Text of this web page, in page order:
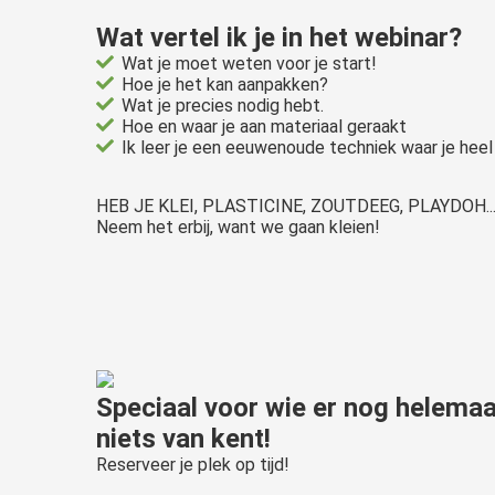
Wat vertel ik je in het webinar?
Wat je moet weten voor je start!
Hoe je het kan aanpakken?
Wat je precies nodig hebt.
Hoe en waar je aan materiaal geraakt
Ik leer je een eeuwenoude techniek waar je
HEB JE KLEI, PLASTICINE, ZOUTDEEG,
Neem het erbij, want we gaan kleien!
Speciaal voor wie er nog
niets van kent!
Reserveer je plek op tijd!